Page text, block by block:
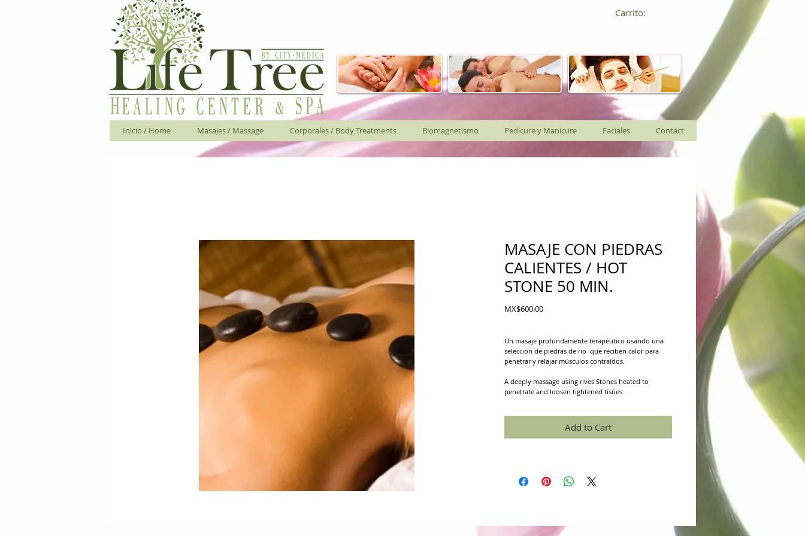
Carrito:
Inicio / Home Masajes / Massage Corporales / Body Treatments Biomagnetismo Pedicure y Manicure Faciales Contact
MASAJE CON PIEDRAS
CALIENTES / HOT
STONE 50 MIN.
MX$600.00Price
Un masaje profundamente terapéutico usando una
selección de piedras de rio  que reciben calor para
penetrar y relajar músculos contraídos.
A deeply massage using rives Stones heated to
penetrate and loosen tightened tisúes.
Add to Cart